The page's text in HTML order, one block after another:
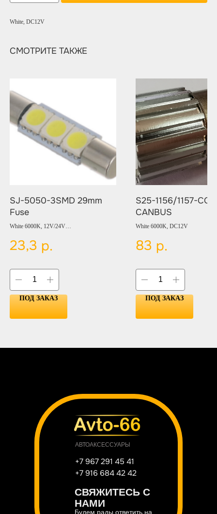
White, DC12V
СМОТРИТЕ ТАКЖЕ
SJ-5050-3SMD 29mm
Fuse
White 6000K, 12V/24V
Цвет:
BLUE
YELLOW
GREEN
23,3 р.
ПОД ЗАКАЗ
S25-1156/1157-
CANBUS
White 6000K, DC12V
83 р.
ПОД ЗАКАЗ
Будем рады ответить на
СВЯЖИТЕСЬ С
НАМИ
АВТОАКСЕССУАРЫ
+7 967 291 45 41
+7 916 684 42 42